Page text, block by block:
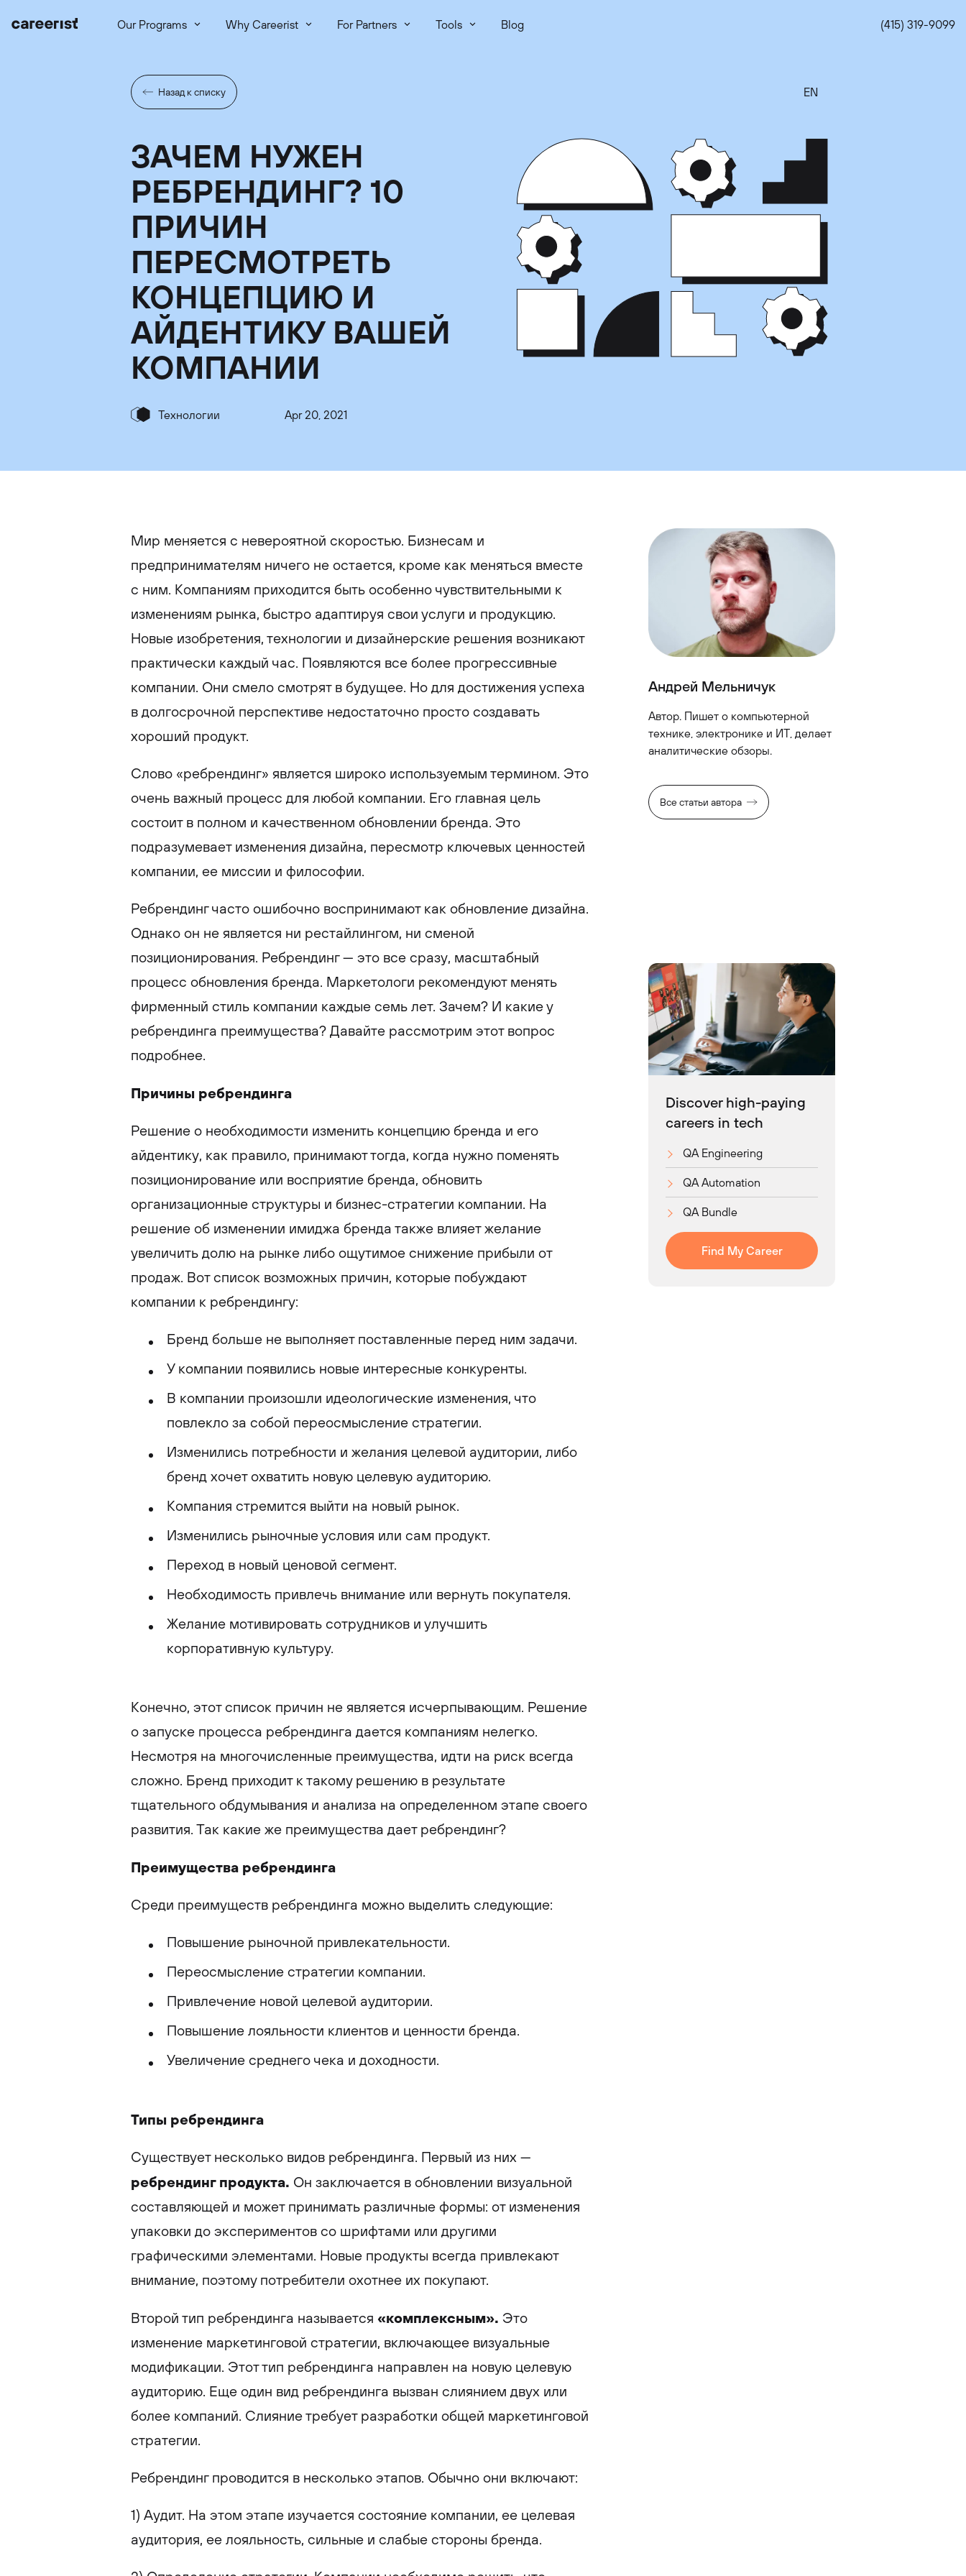
Our Programs Why Careerist For Partners Tools Blog (415) 319-9099
Назад к списку EN
ЗАЧЕМ НУЖЕН
РЕБРЕНДИНГ? 10
ПРИЧИН
ПЕРЕСМОТРЕТЬ
КОНЦЕПЦИЮ И
АЙДЕНТИКУ ВАШЕЙ
КОМПАНИИ
Технологии Apr 20, 2021
Мир меняется с невероятной скоростью. Бизнесам и
предпринимателям ничего не остается, кроме как меняться вместе
с ним. Компаниям приходится быть особенно чувствительными к
изменениям рынка, быстро адаптируя свои услуги и продукцию.
Новые изобретения, технологии и дизайнерские решения возникают
практически каждый час. Появляются все более прогрессивные
компании. Они смело смотрят в будущее. Но для достижения успеха
в долгосрочной перспективе недостаточно просто создавать
хороший продукт.
Слово «ребрендинг» является широко используемым термином. Это
очень важный процесс для любой компании. Его главная цель
состоит в полном и качественном обновлении бренда. Это
подразумевает изменения дизайна, пересмотр ключевых ценностей
компании, ее миссии и философии.
Ребрендинг часто ошибочно воспринимают как обновление дизайна.
Однако он не является ни рестайлингом, ни сменой
позиционирования. Ребрендинг — это все сразу, масштабный
процесс обновления бренда. Маркетологи рекомендуют менять
фирменный стиль компании каждые семь лет. Зачем? И какие у
ребрендинга преимущества? Давайте рассмотрим этот вопрос
подробнее.
Причины ребрендинга
Решение о необходимости изменить концепцию бренда и его
айдентику, как правило, принимают тогда, когда нужно поменять
позиционирование или восприятие бренда, обновить
организационные структуры и бизнес-стратегии компании. На
решение об изменении имиджа бренда также влияет желание
увеличить долю на рынке либо ощутимое снижение прибыли от
продаж. Вот список возможных причин, которые побуждают
компании к ребрендингу:
Бренд больше не выполняет поставленные перед ним задачи.
У компании появились новые интересные конкуренты.
В компании произошли идеологические изменения, что
повлекло за собой переосмысление стратегии.
Изменились потребности и желания целевой аудитории, либо
бренд хочет охватить новую целевую аудиторию.
Компания стремится выйти на новый рынок.
Изменились рыночные условия или сам продукт.
Переход в новый ценовой сегмент.
Необходимость привлечь внимание или вернуть покупателя.
Желание мотивировать сотрудников и улучшить
корпоративную культуру.
Конечно, этот список причин не является исчерпывающим. Решение
о запуске процесса ребрендинга дается компаниям нелегко.
Несмотря на многочисленные преимущества, идти на риск всегда
сложно. Бренд приходит к такому решению в результате
тщательного обдумывания и анализа на определенном этапе своего
развития. Так какие же преимущества дает ребрендинг?
Преимущества ребрендинга
Среди преимуществ ребрендинга можно выделить следующие:
Повышение рыночной привлекательности.
Переосмысление стратегии компании.
Привлечение новой целевой аудитории.
Повышение лояльности клиентов и ценности бренда.
Увеличение среднего чека и доходности.
Типы ребрендинга
Существует несколько видов ребрендинга. Первый из них —
ребрендинг продукта. Он заключается в обновлении визуальной
составляющей и может принимать различные формы: от изменения
упаковки до экспериментов со шрифтами или другими
графическими элементами. Новые продукты всегда привлекают
внимание, поэтому потребители охотнее их покупают.
Второй тип ребрендинга называется «комплексным». Это
изменение маркетинговой стратегии, включающее визуальные
модификации. Этот тип ребрендинга направлен на новую целевую
аудиторию. Еще один вид ребрендинга вызван слиянием двух или
более компаний. Слияние требует разработки общей маркетинговой
стратегии.
Ребрендинг проводится в несколько этапов. Обычно они включают:
1) Аудит. На этом этапе изучается состояние компании, ее целевая
аудитория, ее лояльность, сильные и слабые стороны бренда.
Андрей Мельничук
Автор. Пишет о компьютерной
технике, электронике и ИТ, делает
аналитические обзоры.
Все статьи автора
Discover high-paying
careers in tech
QA Engineering
QA Automation
QA Bundle
Find My Career